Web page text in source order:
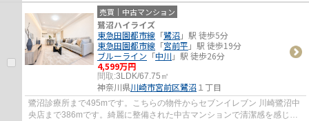
しょうか。東急田園都市線江田周辺の不動産...
売買｜中古マンション
鷺沼ハイライズ
東急田園都市線 「鷺沼」駅 徒歩5分
東急田園都市線 「宮前平 」駅 徒歩19分
ブルーライン 「中川 」駅 徒歩26分
4,599万円
間取:3LDK/67.75㎡
神奈川県川崎市宮前区鷺沼１丁目
鷺沼診療所まで495mです。こちらの物件からセブンイレブン 川崎鷺沼中
央店まで386mです。綺麗に整備された中古マンションで清潔感を感じま